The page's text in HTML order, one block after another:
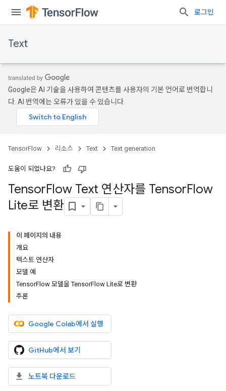
로그인
Text
Google은 AI 기술을 사용하여 콘텐츠를 사용자의 기본 언어로 번역합니
다. AI 번역에는 오류가 있을 수 있습니다.
TensorFlow 리소스 Text Text generation
도움이 되었나요?
TensorFlow Text 연산자를 TensorFlow
Lite로 변환
이 페이지의 내용
개요
텍스트 연산자
모델 예
TensorFlow 모델을 TensorFlow Lite로 변환
추론
Google Colab에서 실행
GitHub에서 보기
노트북 다운로드